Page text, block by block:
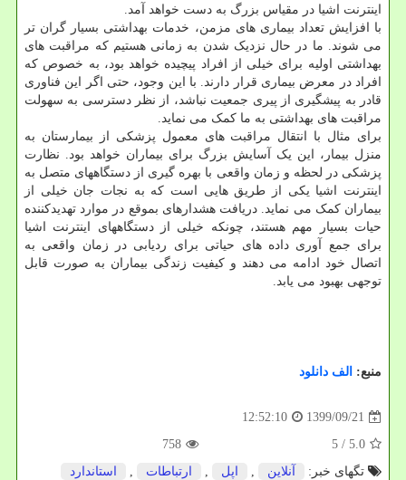
اینترنت اشیا در مقیاس بزرگ به دست خواهد آمد.
با افزایش تعداد بیماری های مزمن، خدمات بهداشتی بسیار گران تر
می شوند. ما در حال نزدیک شدن به زمانی هستیم که مراقبت های
بهداشتی اولیه برای خیلی از افراد پیچیده خواهد بود، به خصوص که
افراد در معرض بیماری قرار دارند. با این وجود، حتی اگر این فناوری
قادر به پیشگیری از پیری جمعیت نباشد، از نظر دسترسی به سهولت
مراقبت های بهداشتی به ما کمک می نماید.
برای مثال با انتقال مراقبت های معمول پزشکی از بیمارستان به
منزل بیمار، این یک آسایش بزرگ برای بیماران خواهد بود. نظارت
پزشکی در لحظه و زمان واقعی با بهره گیری از دستگاههای متصل به
اینترنت اشیا یکی از طریق هایی است که به نجات جان خیلی از
بیماران کمک می نماید. دریافت هشدارهای بموقع در موارد تهدیدکننده
حیات بسیار مهم هستند، چونکه خیلی از دستگاههای اینترنت اشیا
برای جمع آوری داده های حیاتی برای ردیابی در زمان واقعی به
اتصال خود ادامه می دهند و کیفیت زندگی بیماران به صورت قابل
توجهی بهبود می یابد.
منبع: الف دانلود
1399/09/21
12:52:10
5.0
/ 5
758
تگهای خبر:
آنلاین , اپل , ارتباطات , استاندارد